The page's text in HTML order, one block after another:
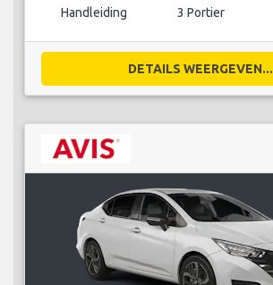
Handleiding 3 Portier
DETAILS WEERGEVEN...